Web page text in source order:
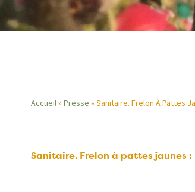
d'Ariane
Accueil Presse Sanitaire. Frelon À Pattes
Sanitaire. Frelon à pattes jaunes